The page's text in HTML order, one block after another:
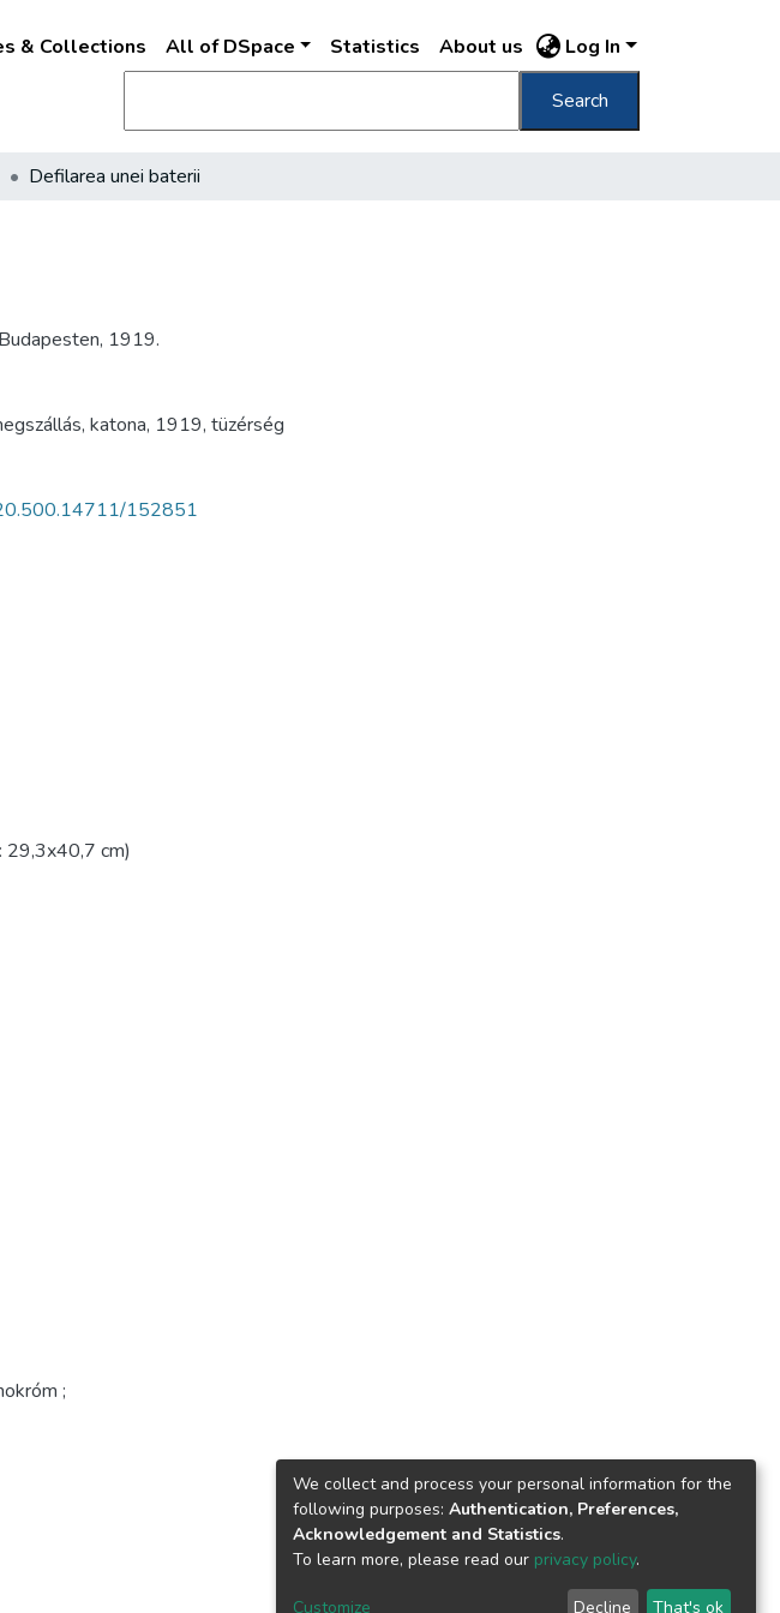
& Collections All of DSpace Statistics About us Log In
Search
Defilarea unei baterii
1919.
, katona, 1919, tüzérség
152851
29,3x40,7 cm)
;
We collect and process your personal information for the
following purposes: Authentication, Preferences,
Acknowledgement and Statistics.
To learn more, please read our privacy policy.
Customize Decline That's ok